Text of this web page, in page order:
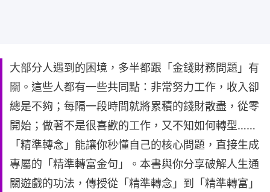
大部分人遇到的困境，多半都跟「金錢財務問題」有
關。這些人都有一些共同點：非常努力工作，收入卻
總是不夠；每隔一段時間就將累積的錢財散盡，從零
開始；做著不是很喜歡的工作，又不知如何轉型……
「精準轉念」能讓你秒懂自己的核心問題，直接生成
專屬的「精準轉富金句」。本書與你分享破解人生通
關遊戲的功法，傳授從「精準轉念」到「精準轉富」